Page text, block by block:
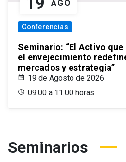
AGO
Conferencias
Seminario: “El Activo
el envejecimiento
mercados y estrategia”
19 de Agosto de 2026
09:00 a 11:00 horas
Seminarios